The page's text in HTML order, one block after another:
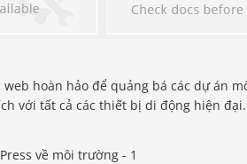
web hoàn hảo để quảng bá các dự án
với tất cả các thiết bị di động hiện